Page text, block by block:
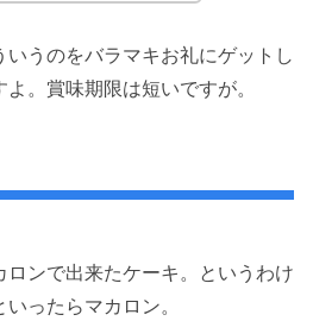
うのをバラマキお礼にゲットし
。賞味期限は短いですが。
ンで出来たケーキ。というわけ
ったらマカロン。